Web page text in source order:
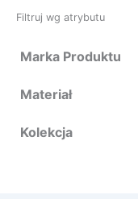
Filtruj wg atrybutu
Marka Produktu
Qualy
Zone Denmark
Materiał
Kolekcja